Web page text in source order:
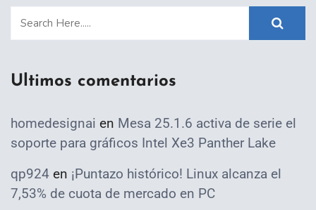
Ultimos comentarios
homedesignai en Mesa 25.1.6 activa de serie el
soporte para gráficos Intel Xe3 Panther Lake
qp924 en ¡Puntazo histórico! Linux alcanza el
7,53% de cuota de mercado en PC